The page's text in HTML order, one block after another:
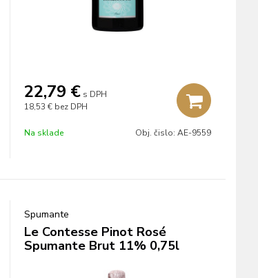
22,79 € s DPH
18,53 € bez DPH
Na sklade Obj. čislo: AE-9559
Spumante
Le Contesse Pinot Rosé
Spumante Brut 11% 0,75l